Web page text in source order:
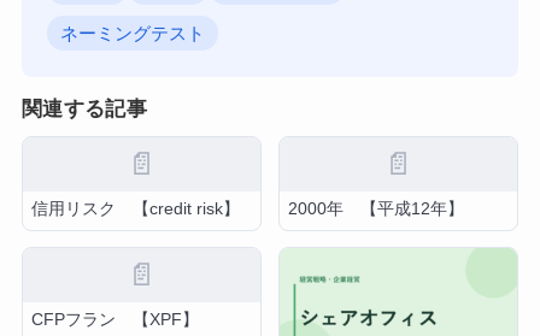
ネーミングテスト
関連する記事
📄
信用リスク 【credit risk】
📄
2000年 【平成12年】
📄
CFPフラン 【XPF】